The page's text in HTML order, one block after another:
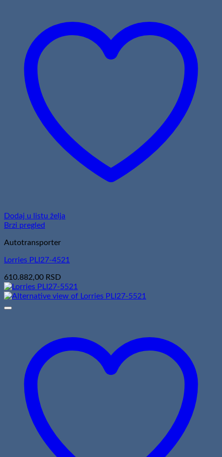
Dodaj u listu želja
Brzi pregled
Autotransporter
Lorries PLI27-4521
610.882,00 RSD